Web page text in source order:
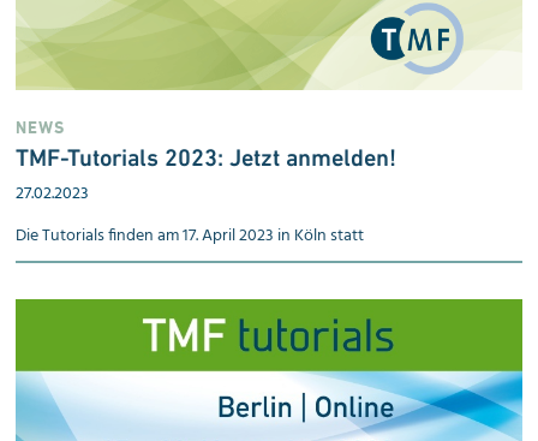
NEWS
TMF-Tutorials 2023: Jetzt an­mel­den!
27.02.2023
Die Tutorials finden am 17. April 2023 in Köln statt